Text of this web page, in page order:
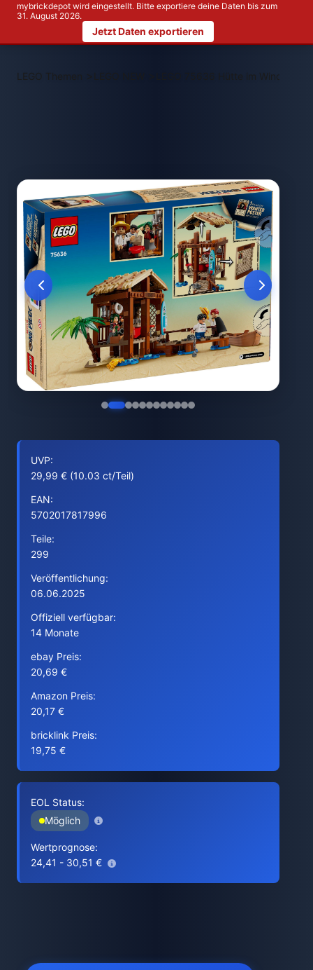
mybrickdepot wird eingestellt. Bitte exportiere deine Daten bis zum
31. August 2026.
Jetzt Daten exportieren
LEGO Themen > LEGO 75636 Hütte im
UVP:
29,99 € (10.03 ct/Teil)
EAN:
5702017817996
Teile:
299
Veröffentlichung:
06.06.2025
Offiziell verfügbar:
14 Monate
ebay Preis:
20,69 €
Amazon Preis:
20,17 €
bricklink Preis:
19,75 €
EOL Status:
Möglich
Wertprognose:
24,41 - 30,51 €